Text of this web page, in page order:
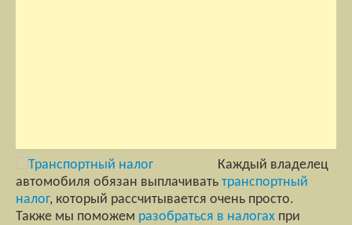
Каждый владелец
автомобиля обязан выплачивать транспортный
налог, который рассчитывается очень просто.
Также мы поможем разобраться в налогах при